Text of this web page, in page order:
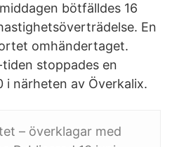
bötfälldes 16
En
omhändertaget.
stoppades en
i närheten av Överkalix.
– överklagar med